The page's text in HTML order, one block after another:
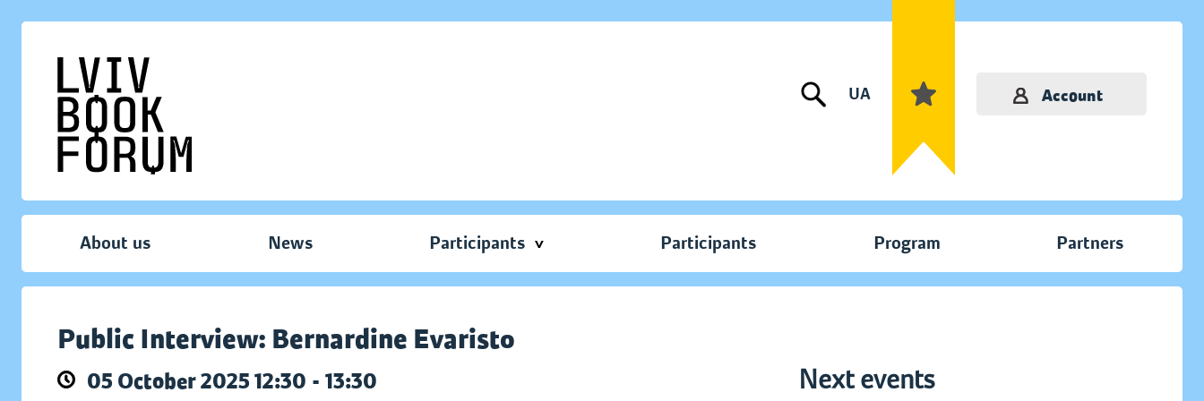
UA Account
About us News Participants Participants Program Partners
Public Interview: Bernardine Evaristo
05 October 2025 12:30 - 13:30 Next events